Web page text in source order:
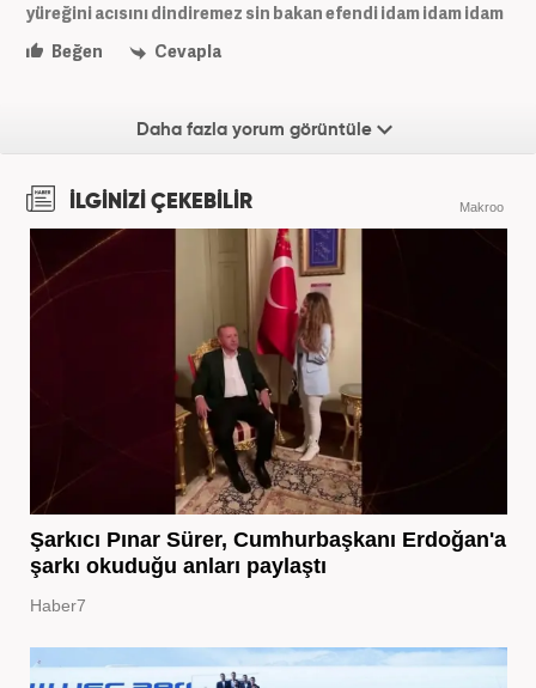
yüreğini acısını dindiremez sin bakan efendi idam idam idam
Beğen
Cevapla
Daha fazla yorum görüntüle
İLGİNİZİ ÇEKEBİLİR Makroo
Şarkıcı Pınar Sürer, Cumhurbaşkanı Erdoğan'a
şarkı okuduğu anları paylaştı
Haber7